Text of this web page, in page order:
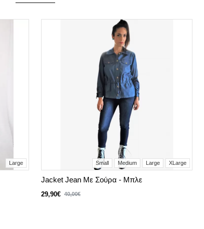
Large Small Medium Large XLarge
Jacket Jean Με Σούρα - Μπλε
29,90€ 40,00€